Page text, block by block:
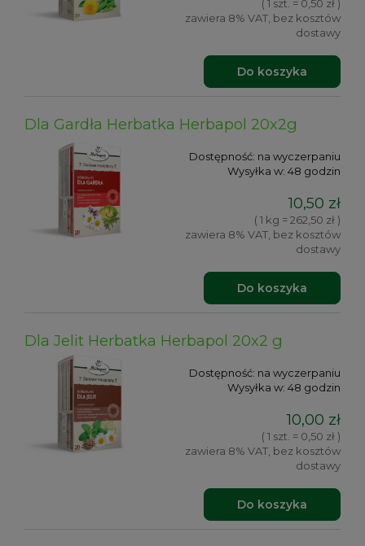
( 1 szt. = 0,50 zł )
zawiera 8% VAT, bez kosztów
dostawy
Do koszyka
Dla Gardła Herbatka Herbapol 20x2g
Dostępność: na wyczerpaniu
Wysyłka w: 48 godzin
10,50 zł
( 1 kg = 262,50 zł )
zawiera 8% VAT, bez kosztów
dostawy
Do koszyka
Dla Jelit Herbatka Herbapol 20x2 g
Dostępność: na wyczerpaniu
Wysyłka w: 48 godzin
10,00 zł
( 1 szt. = 0,50 zł )
zawiera 8% VAT, bez kosztów
dostawy
Do koszyka